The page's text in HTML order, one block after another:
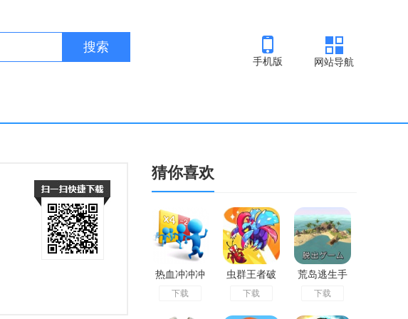
手机版 网站导航
猜你喜欢
热血冲冲冲
最新版
下载
虫群王者破
解版
下载
荒岛逃生手
机版
下载